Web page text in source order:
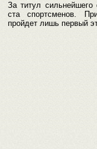
За титул сильнейшего
ста спортсменов.
пройдет лишь первый